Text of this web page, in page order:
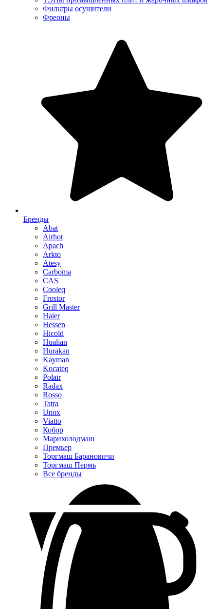
Фильтры осушители
Фреоны
Бренды
Abat
Airhot
Apach
Arkto
Atesy
Carboma
CAS
Cooleq
Frostor
Grill Master
Haier
Hessen
Hicold
Hualian
Hurakan
Kayman
Kocateq
Polair
Radax
Rosso
Tatra
Unox
Viatto
Кобор
Марихолодмаш
Премьер
Торгмаш Барановичи
Торгмаш Пермь
Все бренды